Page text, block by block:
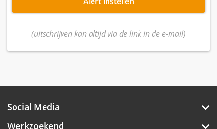
(uitschrijven kan altijd via de link in de e-mail)
Social Media
Werkzoekend